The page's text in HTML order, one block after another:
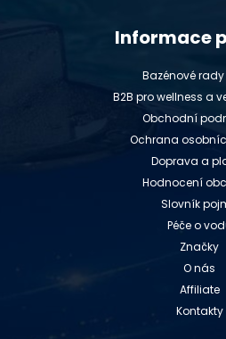
Informace
Bazénové
B2B pro wellness a
Obchodní
Ochrana
Doprava a
Hodnocení
Slovník
Péče o
Značky
O nás
Affiliate
Kontakty